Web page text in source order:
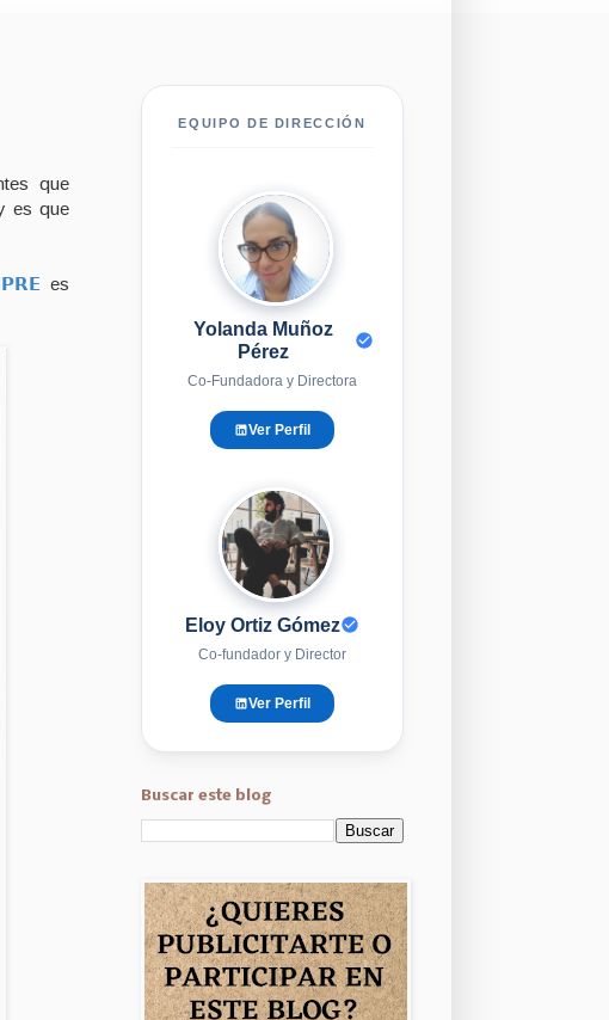
que
es que
es
EQUIPO DE DIRECCIÓN
YM
Yolanda Muñoz
Pérez
Co-Fundadora y Directora
Ver Perfil
EG
Eloy Ortiz Gómez
Co-fundador y Director
Ver Perfil
Buscar este blog